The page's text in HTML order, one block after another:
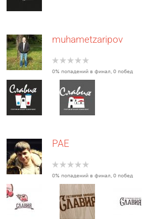
muhametzaripov
0% попадений в финал, 0 побед
PAE
0% попадений в финал, 0 побед